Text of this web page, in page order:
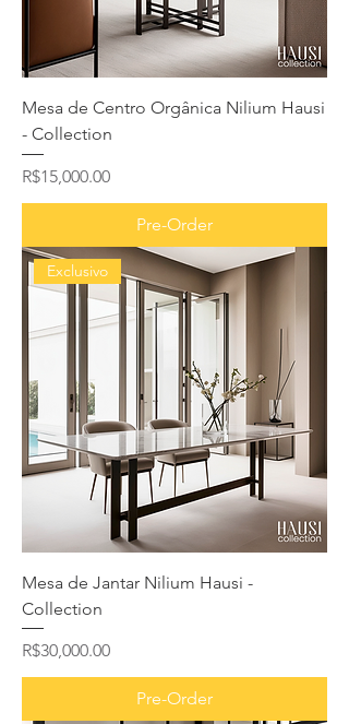
Mesa de Centro Orgânica Nilium Hausi
- Collection
Price
R$15,000.00
Pre-Order
Exclusivo
Mesa de Jantar Nilium Hausi -
Collection
Price
R$30,000.00
Pre-Order